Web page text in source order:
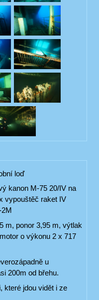
loď
kanon M-75 20/IV na
vypouštěč raket IV
m, ponor 3,95 m, výtlak
o výkonu 2 x 717
u
200m od břehu.
které jdou vidět i ze